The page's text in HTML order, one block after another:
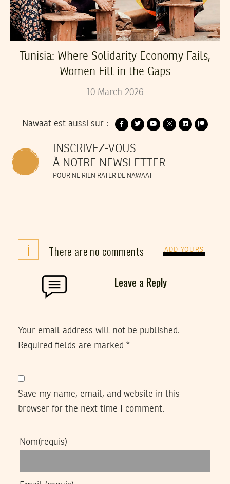
Tunisia: Where Solidarity Economy Fails,
Women Fill in the Gaps
10 March 2026
Nawaat est aussi sur :
INSCRIVEZ-VOUS
À NOTRE NEWSLETTER
POUR NE RIEN RATER DE NAWAAT
i There are no comments ADD YOURS
Leave a Reply
Your email address will not be published.
Required fields are marked *
Save my name, email, and website in this
browser for the next time I comment.
Nom(requis)